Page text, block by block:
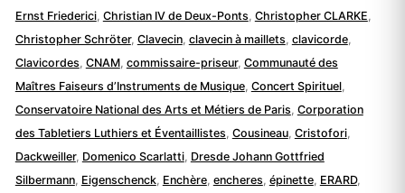
Ernst Friederici, Christian IV de Deux-Ponts Christopher CLARKE
Christopher Schröter, Clavecin, clavecin à maillets clavicorde,
Clavicordes CNAM, commissaire-priseur, Communauté des
Maîtres Faiseurs d’Instruments de Musique, Concert Spirituel,
Conservatoire National des Arts et Métiers de Paris Corporation
des Tabletiers Luthiers et Éventaillistes Cousineau, Cristofori,
Dackweiller, Domenico Scarlatti, Dresde Johann Gottfried
Silbermann, Eigenschenck, Enchère, encheres épinette, ERARD,